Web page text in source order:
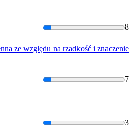
8
ze względu na rzadkość i znaczenie
7
3